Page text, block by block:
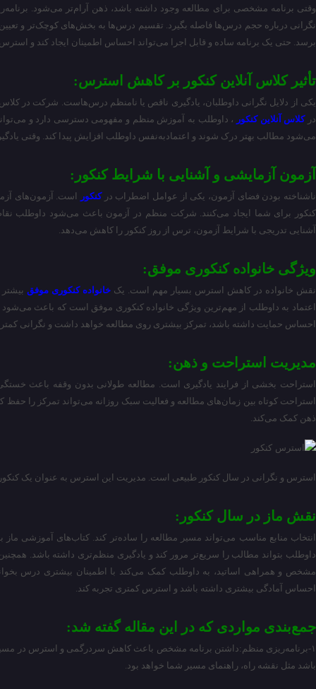
وقتی برنامه مشخصی برای مطالعه وجود داشته باشد، ذهن آرام‌تر می‌شود.
نگرانی درباره حجم درس‌ها فاصله بگیرد. تقسیم درس‌ها به بخش‌های کوچک‌تر و
برسد. حتی یک برنامه ساده و قابل اجرا می‌تواند احساس اطمینان ایجاد کند و
تأثیر کلاس آنلاین کنکور بر کاهش استرس:
یکی از دلایل نگرانی داوطلبان، یادگیری ناقص یا نامنظم درس‌هاست. شرکت در
درکلاس آنلاین کنکور ، داوطلب به آموزش منظم و مفهومی دسترسی دارد و
می‌شود مطالب بهتر درک شوند و اعتمادبه‌نفس داوطلب افزایش پیدا کند. وقتی
آزمون آزمایشی و آشنایی با شرایط کنکور:
ناشناخته بودن فضای آزمون، یکی از عوامل اضطراب درکنکور
است. آزمون‌های
کنکور برای شما ایجاد می‌کنند. شرکت منظم در آزمون باعث می‌شود داوطلب
آشنایی تدریجی با شرایط آزمون، ترس از روز کنکور را کاهش می‌دهد.
ویژگی خانواده کنکوری موفق:
نقش خانواده در کاهش استرس بسیار مهم است. یک خانواده کنکوری موفق
اعتماد به داوطلب از مهم‌ترین ویژگی خانواده کنکوری موفق است که باعث
احساس حمایت داشته باشد، تمرکز بیشتری روی مطالعه خواهد داشت و نگرانی
مدیریت استراحت و ذهن:
استراحت بخشی از فرایند یادگیری است. مطالعه طولانی بدون وقفه باعث
استراحت کوتاه بین زمان‌های مطالعه و فعالیت سبک روزانه می‌تواند تمرکز را حفظ
ذهن کمک می‌کند.
استرس و نگرانی در سال کنکور طبیعی است. مدیریت این استرس به عنوان یک
نقش ماز در سال کنکور:
انتخاب منابع مناسب می‌تواند مسیر مطالعه را ساده‌تر کند. کتاب‌های آموزشی
داوطلب بتواند مطالب را سریع‌تر مرور کند و یادگیری منظم‌تری داشته باشد.
مشخص و همراهی اساتید، به داوطلب کمک می‌کند با اطمینان بیشتری درس
احساس آمادگی بیشتری داشته باشد و استرس کمتری تجربه کند.
جمع‌بندی مواردی که در این مقاله گفته شد:
۱-برنامه‌ریزی منظم:داشتن برنامه مشخص باعث کاهش سردرگمی و استرس در
باشد مثل نقشه راه، راهنمای مسیر شما خواهد بود.